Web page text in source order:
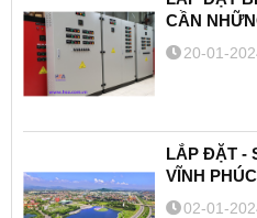
CẦN
20-01-
LẮP ĐẶT -
VĨNH PHÚC
02-01-